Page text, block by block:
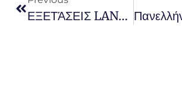
ΕΞΕΤΆΣΕΙΣ LANGUAGECERT & ΡΩΣΙΚΏΝ!!!